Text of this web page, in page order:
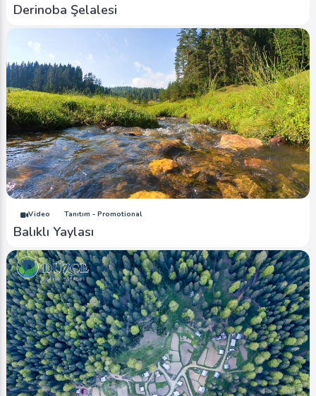
Derinoba Şelalesi
Video Tanıtım - Promotional
Balıklı Yaylası